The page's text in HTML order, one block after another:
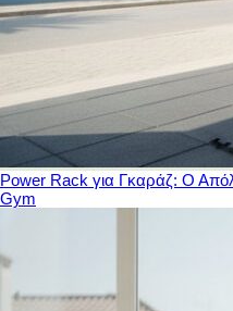
Power Rack για Γκαράζ: Ο
Gym